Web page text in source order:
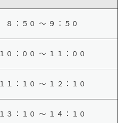
８：５０ ～ ９：５０
１０：００ ～ １１：００
１１：１０ ～ １２：１０
１３：１０ ～ １４：１０